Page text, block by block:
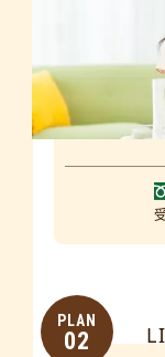
PLAN
02